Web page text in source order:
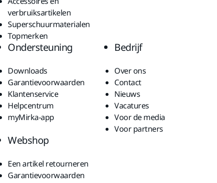
verbruiksartikelen
Superschuurmaterialen
Topmerken
Ondersteuning
Downloads
Garantievoorwaarden
Klantenservice
Helpcentrum
myMirka-app
Bedrijf
Over ons
Contact
Nieuws
Vacatures
Voor de media
Voor partners
Webshop
Een artikel retourneren
Garantievoorwaarden